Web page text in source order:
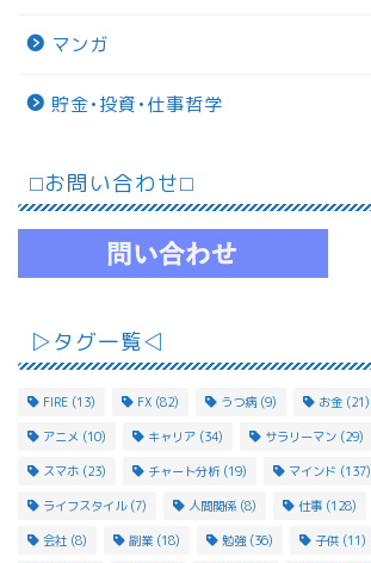
マンガ
貯金•投資•仕事哲学
⬜︎お問い合わせ⬜︎
▷タグ一覧◁
FIRE (13) FX (82) うつ病 (9) お金 (21)
アニメ (10) キャリア (34) サラリーマン (29)
スマホ (23) チャート分析 (19) マインド (137)
ライフスタイル(7) 人間関係 (8) 仕事 (128)
会社 (8) 副業 (18) 勉強(36) 子供 (11)